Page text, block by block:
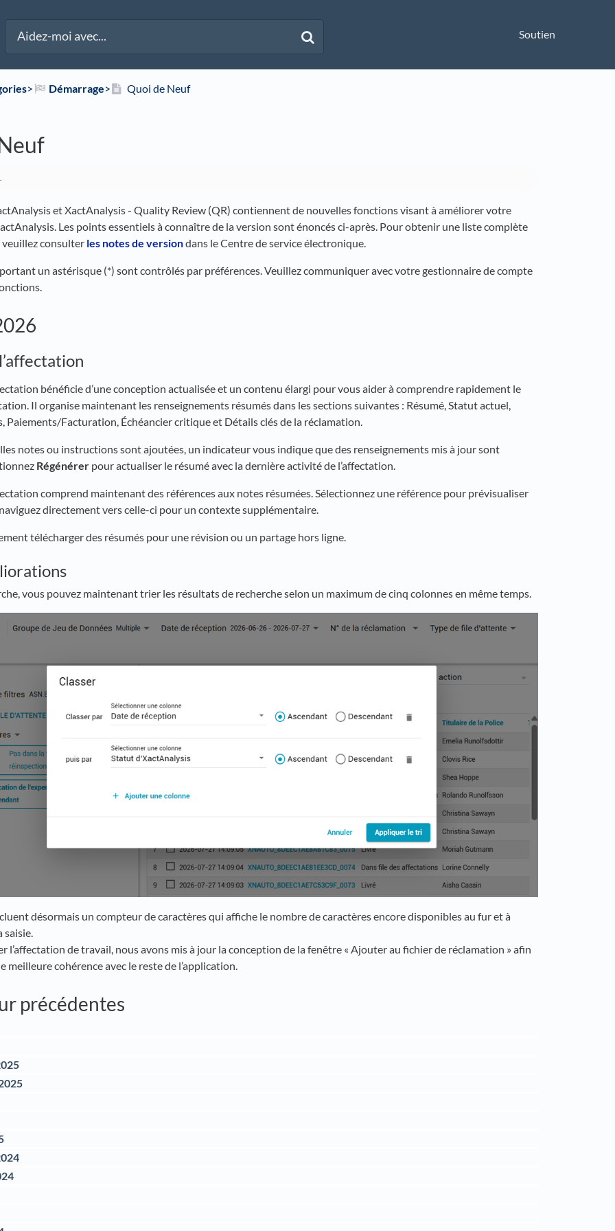
Soutien
​>​ ​Démarrage​>​ Quoi de Neuf
et XactAnalysis - Quality Review (QR) contiennent de nouvelles fonctions visant à améliorer votre
Les points essentiels à connaître de la version sont énoncés ci-après. Pour obtenir une liste complète
veuillez consulter les notes de versiondans le Centre de service électronique.
un astérisque (*) sont contrôlés par préférences. Veuillez communiquer avec votre gestionnaire de compte
bénéficie d’une conception actualisée et un contenu élargi pour vous aider à comprendre rapidement le
Il organise maintenant les renseignements résumés dans les sections suivantes : Résumé, Statut actuel,
Paiements/Facturation, Échéancier critique et Détails clés de la réclamation.
notes ou instructions sont ajoutées, un indicateur vous indique que des renseignements mis à jour sont
Régénérer pour actualiser le résumé avec la dernière activité de l’affectation.
comprend maintenant des références aux notes résumées. Sélectionnez une référence pour prévisualiser
directement vers celle-ci pour un contexte supplémentaire.
télécharger des résumés pour une révision ou un partage hors ligne.
vous pouvez maintenant trier les résultats de recherche selon un maximum de cinq colonnes en même temps.
désormais un compteur de caractères qui affiche le nombre de caractères encore disponibles au fur et à
saisie.
l’affectation de travail, nous avons mis à jour la conception de la fenêtre « Ajouter au fichier de réclamation » afin
meilleure cohérence avec le reste de l’application.
précédentes